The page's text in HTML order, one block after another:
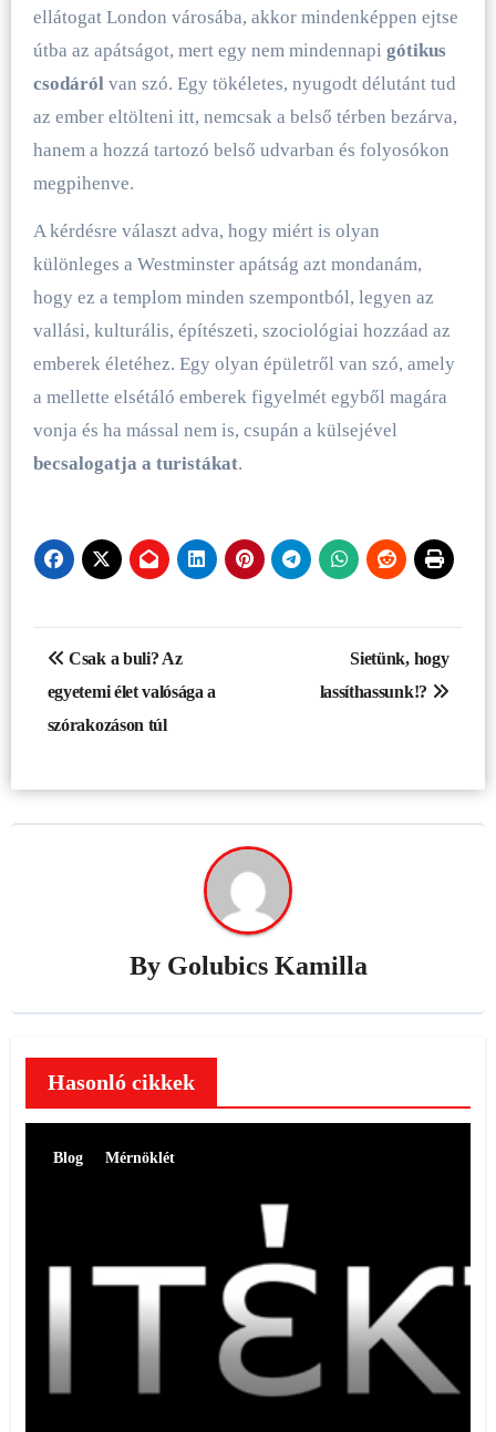
ellátogat London városába, akkor mindenképpen ejtse
útba az apátságot, mert egy nem mindennapi gótikus
csodáról van szó. Egy tökéletes, nyugodt délutánt tud
az ember eltölteni itt, nemcsak a belső térben bezárva,
hanem a hozzá tartozó belső udvarban és folyosókon
megpihenve.
A kérdésre választ adva, hogy miért is olyan
különleges a Westminster apátság azt mondanám,
hogy ez a templom minden szempontból, legyen az
vallási, kulturális, építészeti, szociológiai hozzáad az
emberek életéhez. Egy olyan épületről van szó, amely
a mellette elsétáló emberek figyelmét egyből magára
vonja és ha mással nem is, csupán a külsejével
becsalogatja a turistákat.
Bejegyzés
navigáció
Csak a buli? Az
egyetemi élet valósága a
szórakozáson túl
Sietünk, hogy
lassíthassunk!?
By Golubics Kamilla
Hasonló cikkek
Blog Mérnöklét